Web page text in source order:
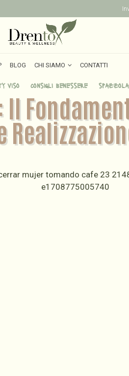
BLOG CHI SIAMO CONTATTI
viso consigli benessere